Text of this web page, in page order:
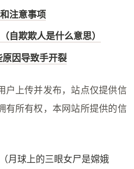
注意事项
自欺欺人是什么意思）
因导致手开裂
户上传并发布，站点仅提供信
有所有权，本网站所提供的信
月球上的三眼女尸是嫦娥